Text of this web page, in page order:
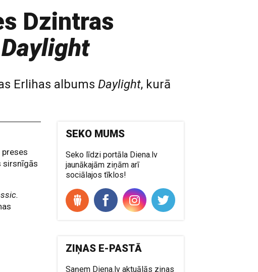
Dzintras
Daylight
Erlihas albums Daylight, kurā
sirsnīgās
SEKO MUMS
Seko līdzi portāla Diena.lv
jaunākajām ziņām arī
sociālajos tīklos!
ZIŅAS E-PASTĀ
Saņem Diena.lv aktuālās ziņas